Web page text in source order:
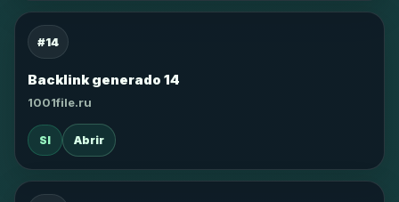
#14
Backlink generado 14
1001file.ru
SI Abrir